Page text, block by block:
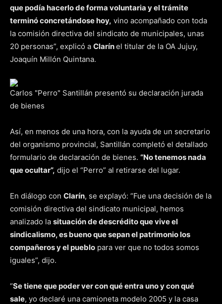
que podía hacerlo de forma voluntaria y el trámite
terminó concretándose hoy, vino acompañado con toda
la comisión directiva del sindicato de municipales, unas
20 personas”, explicó a Clarínel titular de la OA Jujuy,
Joaquín Millón Quintana.
Carlos "Perro" Santillán presentó su declaración jurada
de bienes
Así, en menos de una hora, con la ayuda de un secretario
del organismo provincial, Santillán completó el detallado
formulario de declaración de bienes. “No tenemos nada
que ocultar”, dijo el “Perro” al retirarse del lugar.
En diálogo con Clarín, se explayó: “Fue una decisión de la
comisión directiva del sindicato municipal, hemos
analizado la situación de descrédito que vive el
sindicalismo, es bueno que sepan el patrimonio los
compañeros y el pueblo para ver que no todos somos
iguales”, dijo.
“Se tiene que poder ver con qué entra uno y con qué
sale, yo declaré una camioneta modelo 2005 y la casa